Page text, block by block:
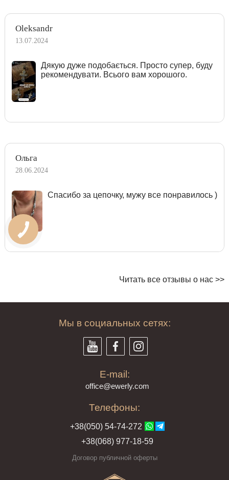
Oleksandr
13.07.2024
Дякую дуже подобається. Просто супер, буду
рекомендувати. Всього вам хорошого.
Ольга
28.06.2024
Спасибо за цепочку, мужу все понравилось )
Читать все отзывы о нас >>
Мы в социальных сетях:
E-mail:
office@ewerly.com
Телефоны:
+38(050) 54-74-272
+38(068) 977-18-59
Договор публичной оферты